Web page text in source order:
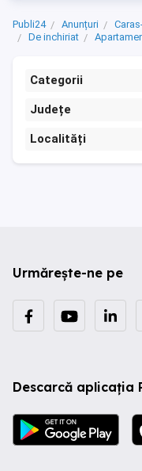
Publi24 Anunțuri
De inchiriat
Categorii
Județe
Localități
Urmărește-ne pe
Descarcă aplicația